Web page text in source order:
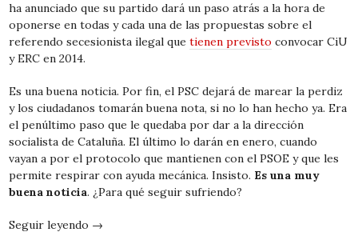
ha anunciado que su partido dará un paso atrás a la hora de
oponerse en todas y cada una de las propuestas sobre el
referendo secesionista ilegal quetienen previsto convocar CiU
y ERC en 2014.
Es una buena noticia. Por fin, el PSC dejará de marear la perdiz
y los ciudadanos tomarán buena nota, si no lo han hecho ya. Era
el penúltimo paso que le quedaba por dar a la dirección
socialista de Cataluña. El último lo darán en enero, cuando
vayan a por el protocolo que mantienen con el PSOE y que les
permite respirar con ayuda mecánica. Insisto. Es una muy
buena noticia. ¿Para qué seguir sufriendo?
Seguir leyendo →